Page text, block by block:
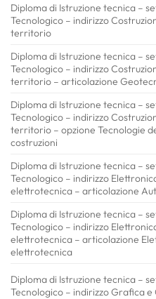
Diploma di Istruzione tecnica –
Tecnologico – indirizzo
territorio
Diploma di Istruzione tecnica –
Tecnologico – indirizzo
territorio – articolazione
Diploma di Istruzione tecnica –
Tecnologico – indirizzo
territorio – opzione Tecnologie
costruzioni
Diploma di Istruzione tecnica –
Tecnologico – indirizzo
elettrotecnica – articolazione
Diploma di Istruzione tecnica –
Tecnologico – indirizzo
elettrotecnica – articolazione
elettrotecnica
Diploma di Istruzione tecnica –
Tecnologico – indirizzo Grafica e